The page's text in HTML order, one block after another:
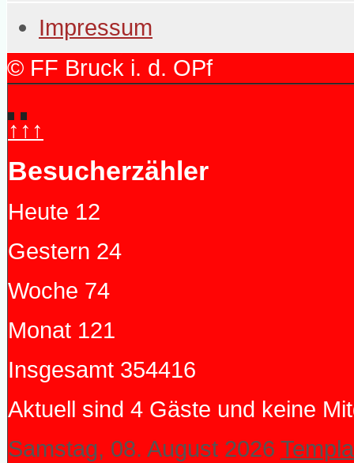
Impressum
© FF Bruck i. d. OPf
↑↑↑
Besucherzähler
Heute 12
Gestern 24
Woche 74
Monat 121
Insgesamt 354416
Aktuell sind 4 Gäste und keine
Samstag, 08. August 2026